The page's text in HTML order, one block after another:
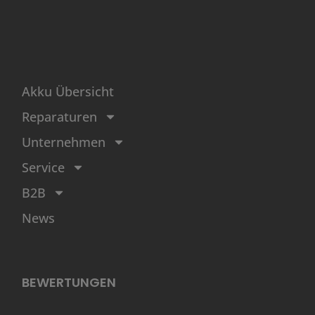
Akku Übersicht
Reparaturen
Unternehmen
Service
B2B
News
BEWERTUNGEN